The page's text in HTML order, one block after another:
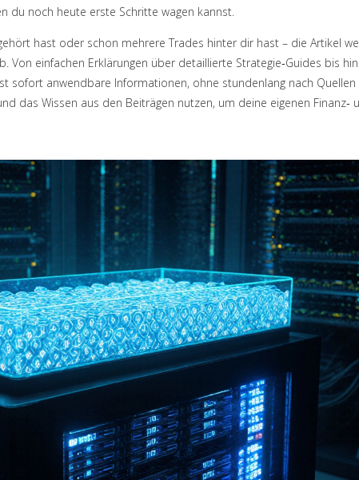
du noch heute erste Schritte wagen kannst.
hast oder schon mehrere Trades hinter dir hast – die Artikel
Von einfachen Erklärungen über detaillierte Strategie‑Guides bis
sofort anwendbare Informationen, ohne stundenlang nach Quellen
das Wissen aus den Beiträgen nutzen, um deine eigenen Finanz‑